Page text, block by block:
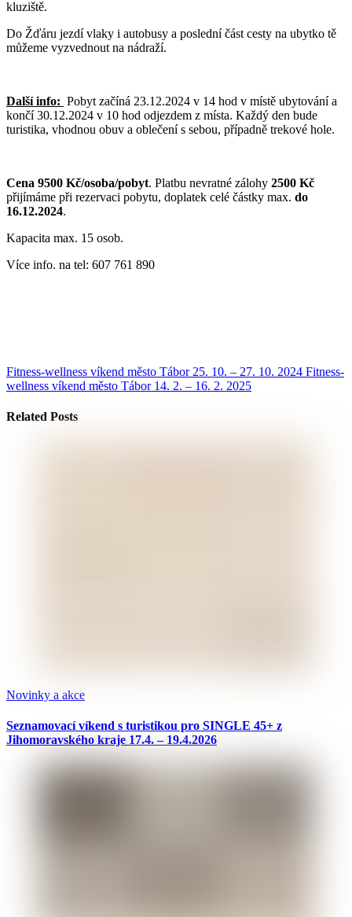
kluziště.
Do Žďáru jezdí vlaky i autobusy a poslední část cesty na ubytko tě
můžeme vyzvednout na nádraží.
Další info: Pobyt začíná 23.12.2024 v 14 hod v místě ubytování a
končí 30.12.2024 v 10 hod odjezdem z místa. Každý den bude
turistika, vhodnou obuv a oblečení s sebou, případně trekové hole.
Cena 9500 Kč/osoba/pobyt. Platbu nevratné zálohy 2500 Kč
přijímáme při rezervaci pobytu, doplatek celé částky max. do
16.12.2024.
Kapacita max. 15 osob.
Více info. na tel: 607 761 890
Fitness-wellness víkend město Tábor 25. 10. – 27. 10. 2024 Fitness-
wellness víkend město Tábor 14. 2. – 16. 2. 2025
Related Posts
Novinky a akce
Seznamovací víkend s turistikou pro SINGLE 45+ z
Jihomoravského kraje 17.4. – 19.4.2026